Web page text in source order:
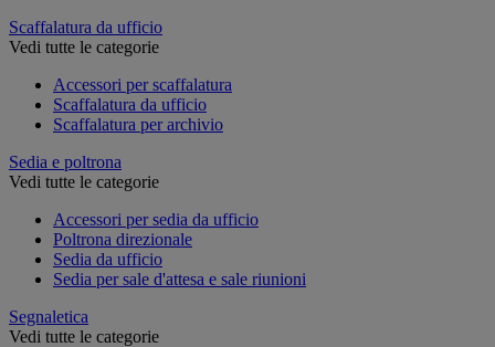
Scaffalatura da ufficio
Vedi tutte le categorie
Accessori per scaffalatura
Scaffalatura da ufficio
Scaffalatura per archivio
Sedia e poltrona
Vedi tutte le categorie
Accessori per sedia da ufficio
Poltrona direzionale
Sedia da ufficio
Sedia per sale d'attesa e sale riunioni
Segnaletica
Vedi tutte le categorie